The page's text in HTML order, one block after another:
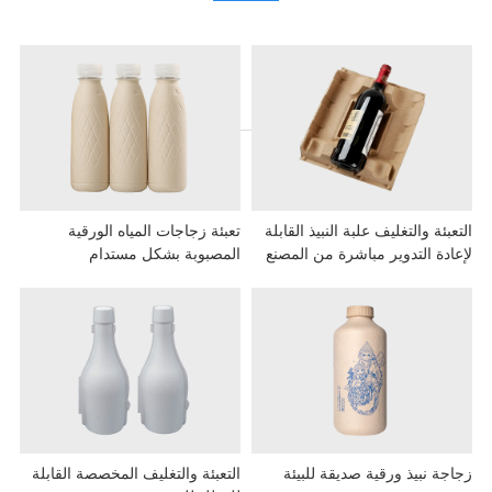
والتغليف علبة النبيذ القابلة
التدوير مباشرة من المصنع
تعبئة زجاجات المياه الورقية
المصبوبة بشكل مستدام
نبيذ ورقية صديقة للبيئة
التعبئة والتغليف المخصصة القابلة